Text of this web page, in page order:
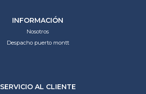
INFORMACIÓN
Nosotros
Despacho puerto montt
SERVICIO AL CLIENTE